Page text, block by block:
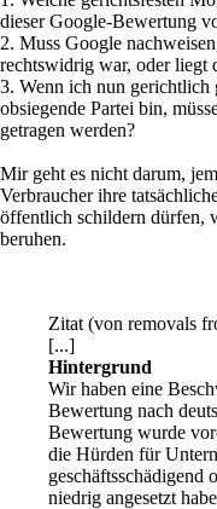
dieser Google-Bewertung
2. Muss Google
rechtswidrig war, oder liegt
3. Wenn ich nun gerichtlich
obsiegende Partei bin,
getragen werden?
Mir geht es nicht darum,
Verbraucher ihre
öffentlich schildern dürfen,
beruhen.
Zitat (von removals
[...]
Hintergrund
Wir haben eine
Bewertung nach
Bewertung wurde
die Hürden für
geschäftsschädigend
niedrig angesetzt